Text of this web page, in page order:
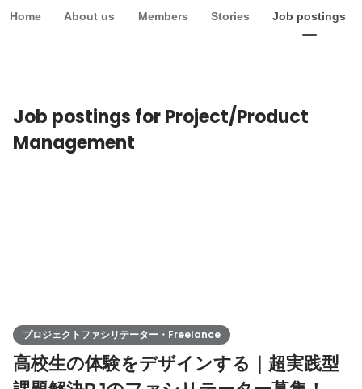
Home About us Members Stories Job postings
Job postings for Project/Product
Management
プロジェクトファシリテーター・Freelance
高校生の体験をデザインする｜超実践型